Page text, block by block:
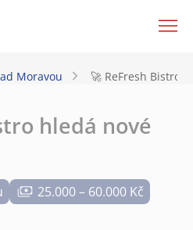
Moravou 🚀 ReFresh Bistro
hledá nové
25.000 – 60.000 Kč